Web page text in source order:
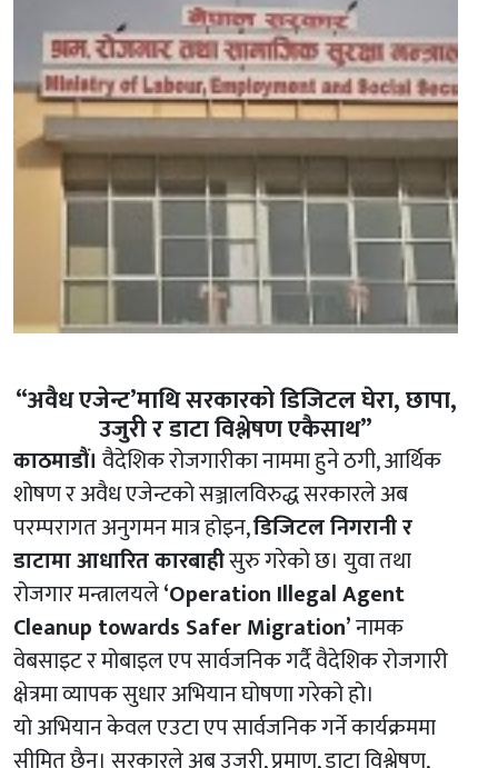
“अवैध एजेन्ट’माथि सरकारको डिजिटल घेरा, छापा,
उजुरी र डाटा विश्लेषण एकैसाथ”
काठमाडौं। वैदेशिक रोजगारीका नाममा हुने ठगी, आर्थिक
शोषण र अवैध एजेन्टको सञ्जालविरुद्ध सरकारले अब
परम्परागत अनुगमन मात्र होइन,डिजिटल निगरानी र
डाटामा आधारित कारबाहीसुरु गरेको छ। युवा तथा
रोजगार मन्त्रालयले‘Operation Illegal Agent
Cleanup towards Safer Migration’नामक
वेबसाइट र मोबाइल एप सार्वजनिक गर्दै वैदेशिक रोजगारी
क्षेत्रमा व्यापक सुधार अभियान घोषणा गरेको हो।
यो अभियान केवल एउटा एप सार्वजनिक गर्ने कार्यक्रममा